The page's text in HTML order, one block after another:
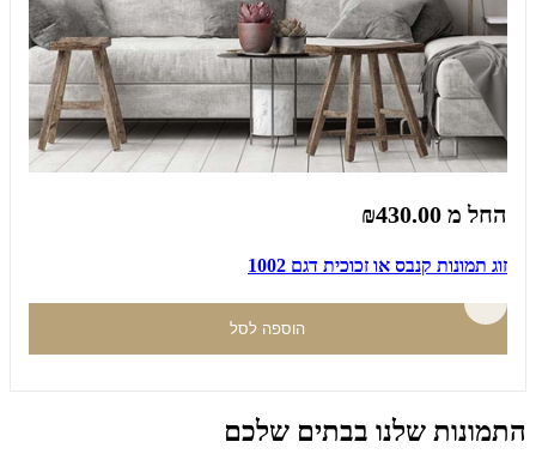
החל מ ₪430.00
זוג תמונות קנבס או זכוכית דגם 1002
הוספה לסל
התמונות שלנו בבתים שלכם